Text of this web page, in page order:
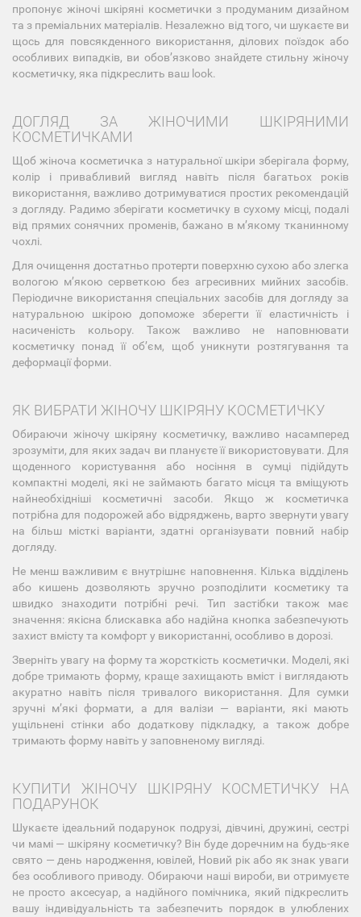
пропонує жіночі шкіряні косметички з продуманим дизайном
та з преміальних матеріалів. Незалежно від того, чи шукаєте ви
щось для повсякденного використання, ділових поїздок або
особливих випадків, ви обовʼязково знайдете стильну жіночу
косметичку, яка підкреслить ваш look.
ДОГЛЯД ЗА ЖІНОЧИМИ ШКІРЯНИМИ
КОСМЕТИЧКАМИ
Щоб жіноча косметичка з натуральної шкіри зберігала форму,
колір і привабливий вигляд навіть після багатьох років
використання, важливо дотримуватися простих рекомендацій
з догляду. Радимо зберігати косметичку в сухому місці, подалі
від прямих сонячних променів, бажано в м’якому тканинному
чохлі.
Для очищення достатньо протерти поверхню сухою або злегка
вологою м’якою серветкою без агресивних мийних засобів.
Періодичне використання спеціальних засобів для догляду за
натуральною шкірою допоможе зберегти її еластичність і
насиченість кольору. Також важливо не наповнювати
косметичку понад її об’єм, щоб уникнути розтягування та
деформації форми.
ЯК ВИБРАТИ ЖІНОЧУ ШКІРЯНУ КОСМЕТИЧКУ
Обираючи жіночу шкіряну косметичку, важливо насамперед
зрозуміти, для яких задач ви плануєте її використовувати. Для
щоденного користування або носіння в сумці підійдуть
компактні моделі, які не займають багато місця та вміщують
найнеобхідніші косметичні засоби. Якщо ж косметичка
потрібна для подорожей або відряджень, варто звернути увагу
на більш місткі варіанти, здатні організувати повний набір
догляду.
Не менш важливим є внутрішнє наповнення. Кілька відділень
або кишень дозволяють зручно розподілити косметику та
швидко знаходити потрібні речі. Тип застібки також має
значення: якісна блискавка або надійна кнопка забезпечують
захист вмісту та комфорт у використанні, особливо в дорозі.
Зверніть увагу на форму та жорсткість косметички. Моделі, які
добре тримають форму, краще захищають вміст і виглядають
акуратно навіть після тривалого використання. Для сумки
зручні м’які формати, а для валізи — варіанти, які мають
ущільнені стінки або додаткову підкладку, а також добре
тримають форму навіть у заповненому вигляді.
КУПИТИ ЖІНОЧУ ШКІРЯНУ КОСМЕТИЧКУ НА
ПОДАРУНОК
Шукаєте ідеальний подарунок подрузі, дівчині, дружині, сестрі
чи мамі — шкіряну косметичку? Він буде доречним на будь-яке
свято — день народження, ювілей, Новий рік або як знак уваги
без особливого приводу. Обираючи наші вироби, ви отримуєте
не просто аксесуар, а надійного помічника, який підкреслить
вашу індивідуальність та забезпечить порядок в улюблених